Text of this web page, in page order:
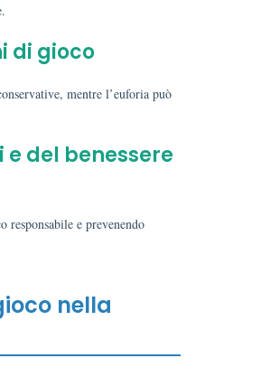
di gioco
mentre l’euforia può
del benessere
e prevenendo
nella